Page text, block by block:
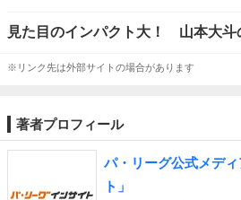
見た目のインパクト大！ 山本大斗
※リンク先は外部サイトの場合があります
著者プロフィール
パ・リーグ公式メデ
ト」